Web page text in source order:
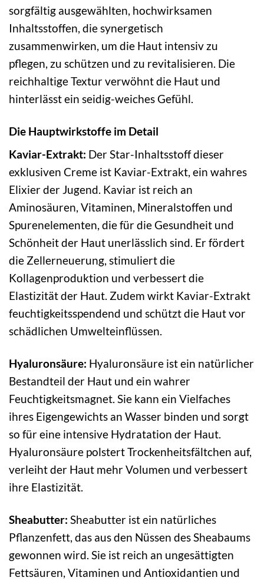
sorgfältig ausgewählten, hochwirksamen
Inhaltsstoffen, die synergetisch
zusammenwirken, um die Haut intensiv zu
pflegen, zu schützen und zu revitalisieren. Die
reichhaltige Textur verwöhnt die Haut und
hinterlässt ein seidig-weiches Gefühl.
Die Hauptwirkstoffe im Detail
Kaviar-Extrakt: Der Star-Inhaltsstoff dieser
exklusiven Creme ist Kaviar-Extrakt, ein wahres
Elixier der Jugend. Kaviar ist reich an
Aminosäuren, Vitaminen, Mineralstoffen und
Spurenelementen, die für die Gesundheit und
Schönheit der Haut unerlässlich sind. Er fördert
die Zellerneuerung, stimuliert die
Kollagenproduktion und verbessert die
Elastizität der Haut. Zudem wirkt Kaviar-Extrakt
feuchtigkeitsspendend und schützt die Haut vor
schädlichen Umwelteinflüssen.
Hyaluronsäure: Hyaluronsäure ist ein natürlicher
Bestandteil der Haut und ein wahrer
Feuchtigkeitsmagnet. Sie kann ein Vielfaches
ihres Eigengewichts an Wasser binden und sorgt
so für eine intensive Hydratation der Haut.
Hyaluronsäure polstert Trockenheitsfältchen auf,
verleiht der Haut mehr Volumen und verbessert
ihre Elastizität.
Sheabutter: Sheabutter ist ein natürliches
Pflanzenfett, das aus den Nüssen des Sheabaums
gewonnen wird. Sie ist reich an ungesättigten
Fettsäuren, Vitaminen und Antioxidantien und